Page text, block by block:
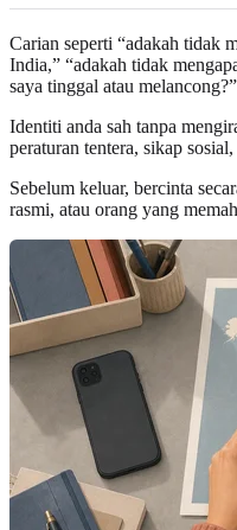
Carian seperti “adakah tidak
India,” “adakah tidak
saya tinggal atau melancong?”
Identiti anda sah tanpa
peraturan tentera, sikap
Sebelum keluar, bercinta
rasmi, atau orang yang